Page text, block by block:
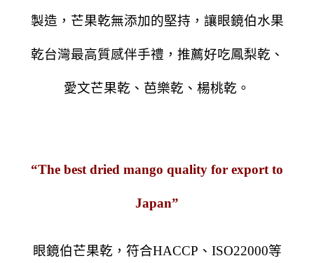
製造，芒果乾無添加的堅持，讓眼鏡伯水果
乾台灣最高質感伴手禮，推薦好吃鳳梨乾、
愛文芒果乾、芭樂乾、楊桃乾。
“The best dried mango quality for export to
Japan”
眼鏡伯芒果乾，符合HACCP、ISO22000等